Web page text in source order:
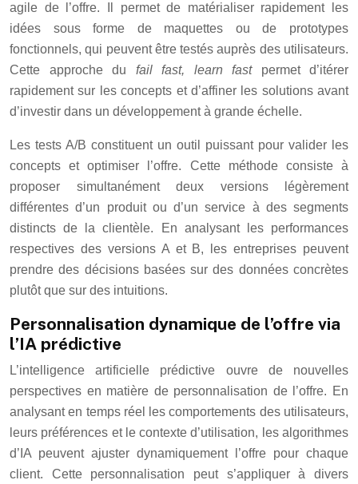
agile de l’offre. Il permet de matérialiser rapidement les
idées sous forme de maquettes ou de prototypes
fonctionnels, qui peuvent être testés auprès des utilisateurs.
Cette approche du fail fast, learn fastpermet d’itérer
rapidement sur les concepts et d’affiner les solutions avant
d’investir dans un développement à grande échelle.
Les tests A/B constituent un outil puissant pour valider les
concepts et optimiser l’offre. Cette méthode consiste à
proposer simultanément deux versions légèrement
différentes d’un produit ou d’un service à des segments
distincts de la clientèle. En analysant les performances
respectives des versions A et B, les entreprises peuvent
prendre des décisions basées sur des données concrètes
plutôt que sur des intuitions.
Personnalisation dynamique de l’offre via
l’IA prédictive
L’intelligence artificielle prédictive ouvre de nouvelles
perspectives en matière de personnalisation de l’offre. En
analysant en temps réel les comportements des utilisateurs,
leurs préférences et le contexte d’utilisation, les algorithmes
d’IA peuvent ajuster dynamiquement l’offre pour chaque
client. Cette personnalisation peut s’appliquer à divers